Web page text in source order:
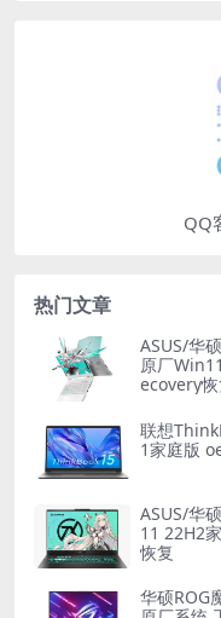
QQ
热门文章
ASUS/华
原厂
ecovery恢
联想
1家庭版
ASUS/华硕
11 22H2
恢复
华硕ROG